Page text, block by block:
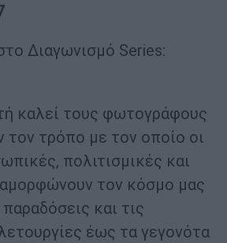
Διαγωνισμό Series:
καλεί τους φωτογράφους
τον τρόπο με τον οποίο οι
πολιτισμικές και
τον κόσμο μας
και τις
έως τα γεγονότα